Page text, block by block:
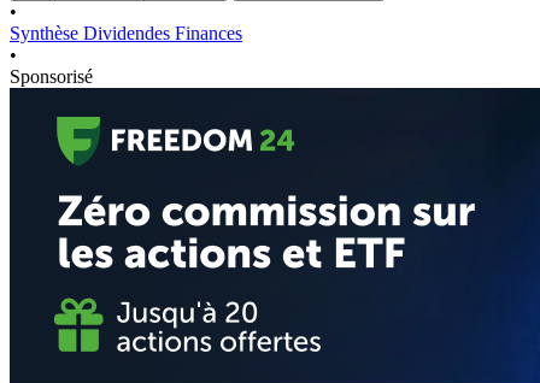
•
Synthèse Dividendes Finances
•
Sponsorisé